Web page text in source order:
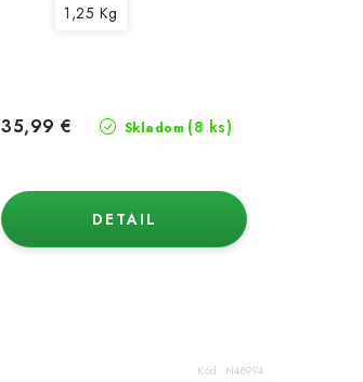
1,25 Kg
Skladom (8 ks)
35,99 €
DETAIL
Kód: N48994